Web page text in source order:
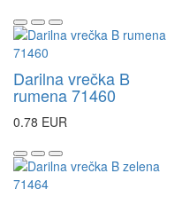
Darilna vrečka B
rumena 71460
0.78 EUR